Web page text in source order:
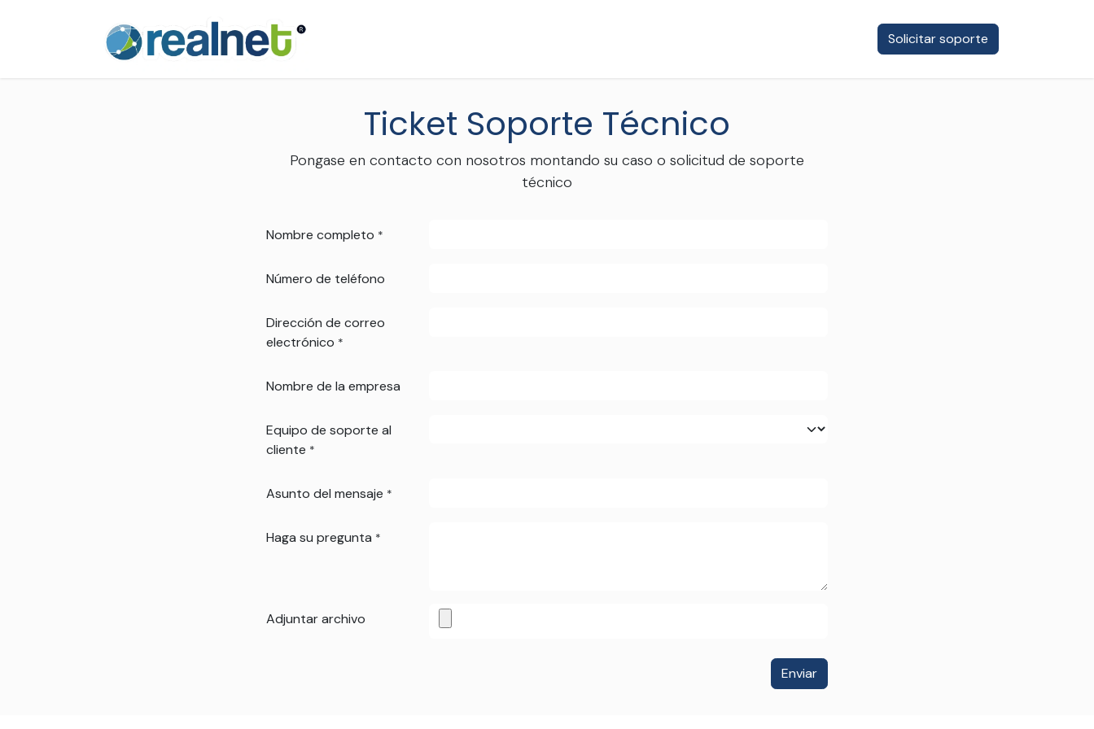
Solicitar soporte
Ticket Soporte Técnico
Pongase en contacto con nosotros montando su caso o solicitud de soporte
técnico
Nombre completo *
Número de teléfono
Dirección de correo
electrónico *
Nombre de la empresa
Equipo de soporte al
cliente *
Asunto del mensaje *
Haga su pregunta *
Adjuntar archivo
Enviar